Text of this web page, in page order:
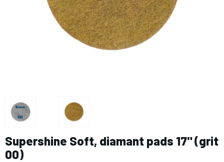
Supershine Soft, diamant pads 17" (grit
00)